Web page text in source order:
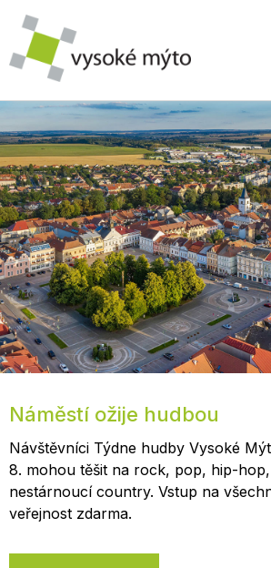
Náměstí ožije hudbou
Návštěvníci Týdne hudby Vysoké
8. mohou těšit na rock, pop, hip-
nestárnoucí country. Vstup na
veřejnost zdarma.